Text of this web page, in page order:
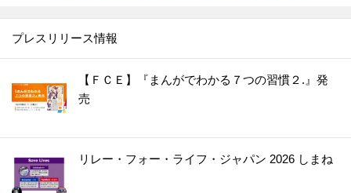
プレスリリース情報
【ＦＣＥ】『まんがでわかる７つの習慣２.』発
売
リレー・フォー・ライフ・ジャパン 2026 しまね